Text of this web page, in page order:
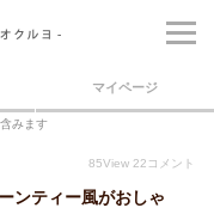
マイページ
みます
85View 22 コメント
ンティー風がおしゃ